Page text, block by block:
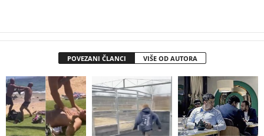
POVEZANI ČLANCI VIŠE OD AUTORA